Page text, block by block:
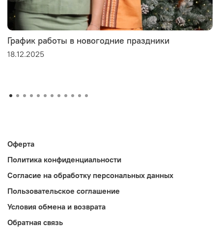
График работы в новогодние праздники
18.12.2025
Оферта
Политика конфиденциальности
Согласие на обработку персональных данных
Пользовательское соглашение
Условия обмена и возврата
Обратная связь